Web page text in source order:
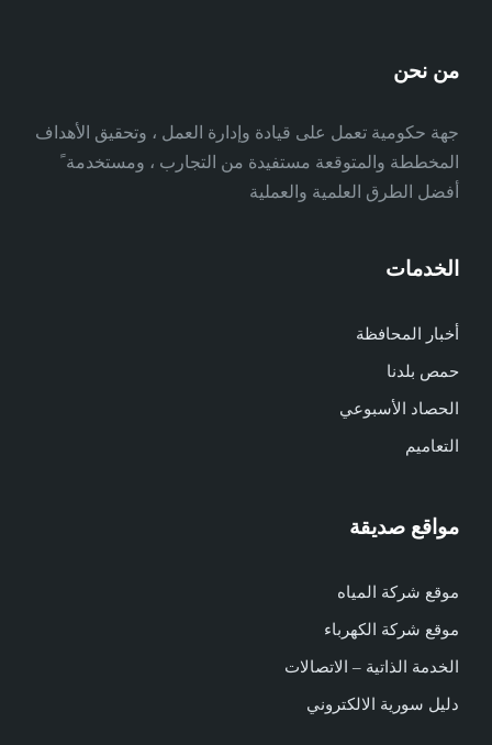
من نحن
جهة حكومية تعمل على قيادة وإدارة العمل ، وتحقيق الأهداف
المخططة والمتوقعة مستفيدة من التجارب ، ومستخدمة ً
أفضل الطرق العلمية والعملية
الخدمات
أخبار المحافظة
حمص بلدنا
الحصاد الأسبوعي
التعاميم
مواقع صديقة
موقع شركة المياه
موقع شركة الكهرباء
الخدمة الذاتية – الاتصالات
دليل سورية الالكتروني